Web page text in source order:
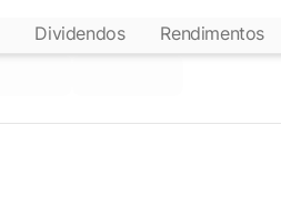
Dividendos Rendimentos